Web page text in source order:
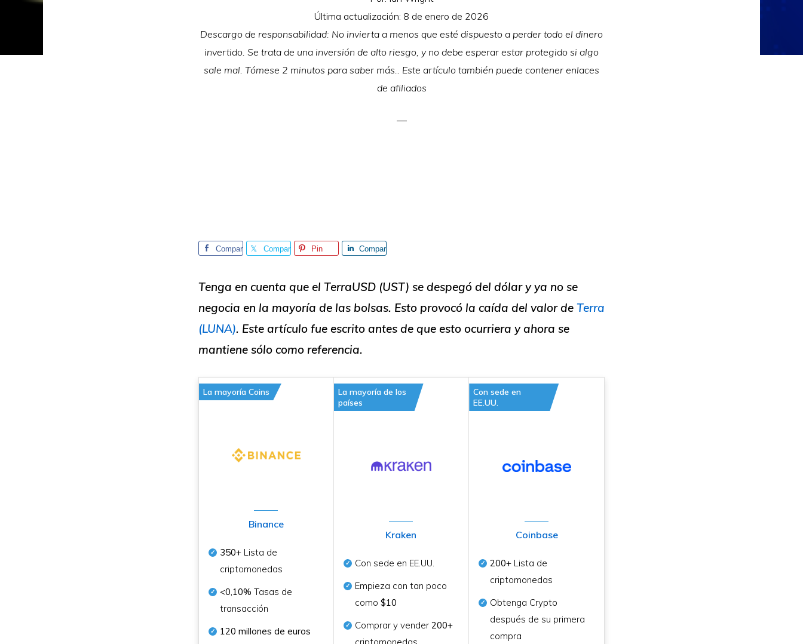
Última actualización: 8 de enero de 2026
Descargo de responsabilidad: No invierta a menos que esté dispuesto a perder todo el dinero
invertido. Se trata de una inversión de alto riesgo, y no debe esperar estar protegido si algo
sale mal. Tómese 2 minutos para saber más.. Este artículo también puede contener enlaces
de afiliados
Compar
Compar
Pin
Compar
Tenga en cuenta que el TerraUSD (UST) se despegó del dólar y ya no se
negocia en la mayoría de las bolsas. Esto provocó la caída del valor de Terra
(LUNA). Este artículo fue escrito antes de que esto ocurriera y ahora se
mantiene sólo como referencia.
La mayoría Coins
Binance
350+ Lista de
criptomonedas
<0,10% Tasas de
transacción
120 millones de euros
La mayoría de los
países
Kraken
Con sede en EE.UU.
Empieza con tan poco
como $10
Comprar y vender 200+
Con sede en
EE.UU.
Coinbase
200+ Lista de
criptomonedas
Obtenga Crypto
después de su primera
compra